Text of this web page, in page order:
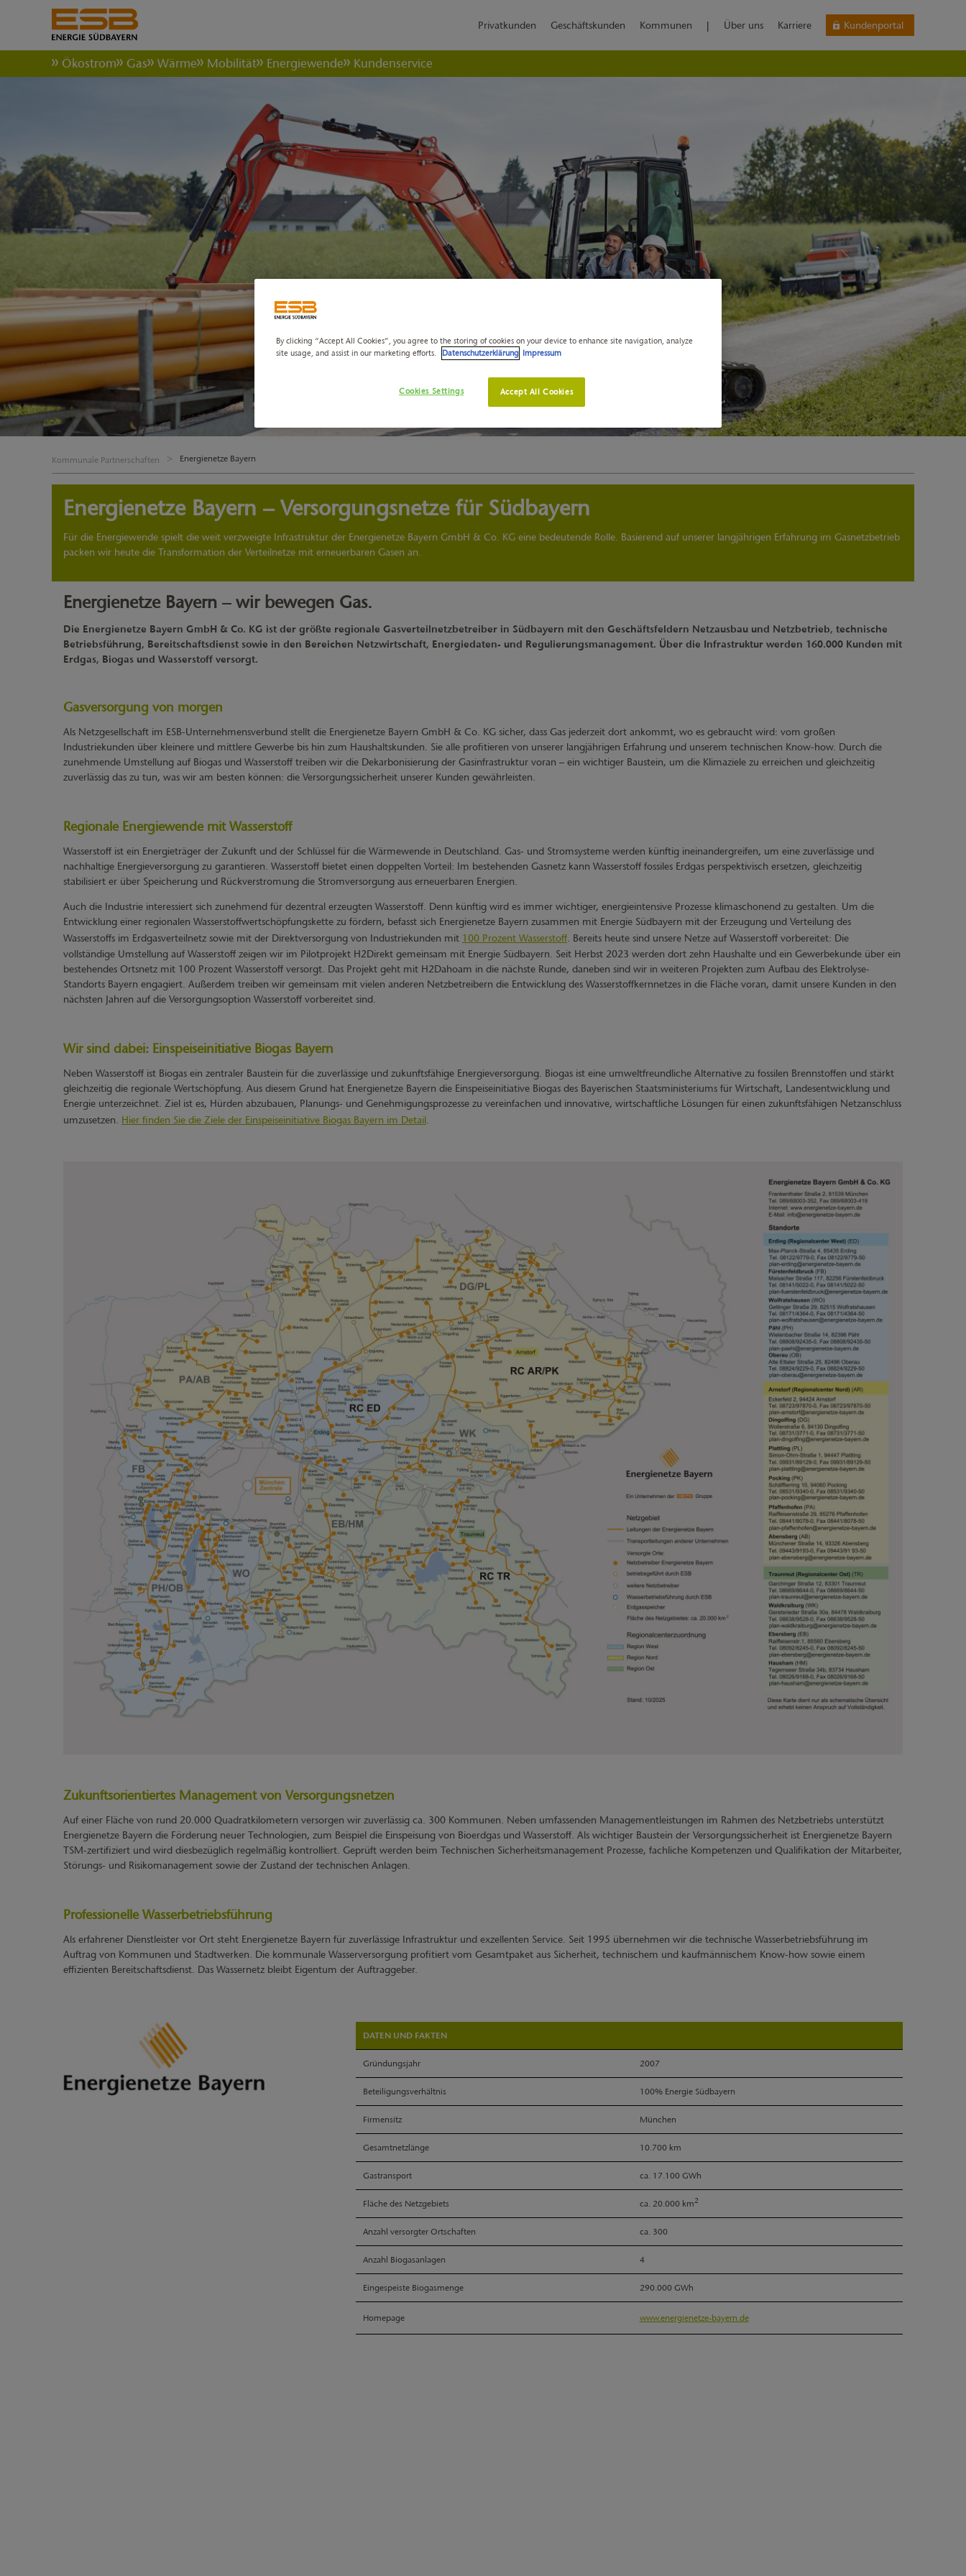
Privatkunden Geschäftskunden Kommunen | Über uns Karriere Kundenportal
Ökostrom Gas Wärme Mobilität Energiewende Kundenservice
Kommunale Partnerschaften Energienetze Bayern
Energienetze Bayern – Versorgungsnetze für Südbayern
Für die Energiewende spielt die weit verzweigte Infrastruktur der Energienetze Bayern GmbH & Co. KG eine bedeutende Rolle. Basierend auf unserer langjährigen Erfahrung im Gasnetzbetrieb
packen wir heute die Transformation der Verteilnetze mit erneuerbaren Gasen an.
Energienetze Bayern – wir bewegen Gas.
Die Energienetze Bayern GmbH & Co. KG ist der größte regionale Gasverteilnetzbetreiber in Südbayern mit den Geschäftsfeldern Netzausbau und Netzbetrieb, technische
Betriebsführung, Bereitschaftsdienst sowie in den Bereichen Netzwirtschaft, Energiedaten- und Regulierungsmanagement. Über die Infrastruktur werden 160.000 Kunden mit
Erdgas, Biogas und Wasserstoff versorgt.
Gasversorgung von morgen
Als Netzgesellschaft im ESB-Unternehmensverbund stellt die Energienetze Bayern GmbH & Co. KG sicher, dass Gas jederzeit dort ankommt, wo es gebraucht wird: vom großen
Industriekunden über kleinere und mittlere Gewerbe bis hin zum Haushaltskunden. Sie alle profitieren von unserer langjährigen Erfahrung und unserem technischen Know-how. Durch die
zunehmende Umstellung auf Biogas und Wasserstoff treiben wir die Dekarbonisierung der Gasinfrastruktur voran – ein wichtiger Baustein, um die Klimaziele zu erreichen und gleichzeitig
zuverlässig das zu tun, was wir am besten können: die Versorgungssicherheit unserer Kunden gewährleisten.
Regionale Energiewende mit Wasserstoff
Wasserstoff ist ein Energieträger der Zukunft und der Schlüssel für die Wärmewende in Deutschland. Gas- und Stromsysteme werden künftig ineinandergreifen, um eine zuverlässige und
nachhaltige Energieversorgung zu garantieren. Wasserstoff bietet einen doppelten Vorteil: Im bestehenden Gasnetz kann Wasserstoff fossiles Erdgas perspektivisch ersetzen, gleichzeitig
stabilisiert er über Speicherung und Rückverstromung die Stromversorgung aus erneuerbaren Energien.
Auch die Industrie interessiert sich zunehmend für dezentral erzeugten Wasserstoff. Denn künftig wird es immer wichtiger, energieintensive Prozesse klimaschonend zu gestalten. Um die
Entwicklung einer regionalen Wasserstoffwertschöpfungskette zu fördern, befasst sich Energienetze Bayern zusammen mit Energie Südbayern mit der Erzeugung und Verteilung des
Wasserstoffs im Erdgasverteilnetz sowie mit der Direktversorgung von Industriekunden mit 100 Prozent Wasserstoff. Bereits heute sind unsere Netze auf Wasserstoff vorbereitet: Die
vollständige Umstellung auf Wasserstoff zeigen wir im Pilotprojekt H2Direkt gemeinsam mit Energie Südbayern. Seit Herbst 2023 werden dort zehn Haushalte und ein Gewerbekunde über ein
bestehendes Ortsnetz mit 100 Prozent Wasserstoff versorgt. Das Projekt geht mit H2Dahoam in die nächste Runde, daneben sind wir in weiteren Projekten zum Aufbau des Elektrolyse-
Standorts Bayern engagiert. Außerdem treiben wir gemeinsam mit vielen anderen Netzbetreibern die Entwicklung des Wasserstoffkernnetzes in die Fläche voran, damit unsere Kunden in den
nächsten Jahren auf die Versorgungsoption Wasserstoff vorbereitet sind.
Wir sind dabei: Einspeiseinitiative Biogas Bayern
Neben Wasserstoff ist Biogas ein zentraler Baustein für die zuverlässige und zukunftsfähige Energieversorgung. Biogas ist eine umweltfreundliche Alternative zu fossilen Brennstoffen und stärkt
gleichzeitig die regionale Wertschöpfung. Aus diesem Grund hat Energienetze Bayern die Einspeiseinitiative Biogas des Bayerischen Staatsministeriums für Wirtschaft, Landesentwicklung und
Energie unterzeichnet. Ziel ist es, Hürden abzubauen, Planungs- und Genehmigungsprozesse zu vereinfachen und innovative, wirtschaftliche Lösungen für einen zukunftsfähigen Netzanschluss
umzusetzen. Hier finden Sie die Ziele der Einspeiseinitiative Biogas Bayern im Detail.
Zukunftsorientiertes Management von Versorgungsnetzen
Auf einer Fläche von rund 20.000 Quadratkilometern versorgen wir zuverlässig ca. 300 Kommunen. Neben umfassenden Managementleistungen im Rahmen des Netzbetriebs unterstützt
Energienetze Bayern die Förderung neuer Technologien, zum Beispiel die Einspeisung von Bioerdgas und Wasserstoff. Als wichtiger Baustein der Versorgungssicherheit ist Energienetze Bayern
TSM-zertifiziert und wird diesbezüglich regelmäßig kontrolliert. Geprüft werden beim Technischen Sicherheitsmanagement Prozesse, fachliche Kompetenzen und Qualifikation der Mitarbeiter,
Störungs- und Risikomanagement sowie der Zustand der technischen Anlagen.
Professionelle Wasserbetriebsführung
Als erfahrener Dienstleister vor Ort steht Energienetze Bayern für zuverlässige Infrastruktur und exzellenten Service. Seit 1995 übernehmen wir die technische Wasserbetriebsführung im
Auftrag von Kommunen und Stadtwerken. Die kommunale Wasserversorgung profitiert vom Gesamtpaket aus Sicherheit, technischem und kaufmännischem Know-how sowie einem
effizienten Bereitschaftsdienst. Das Wassernetz bleibt Eigentum der Auftraggeber.
DATEN UND FAKTEN
Gründungsjahr 2007
Beteiligungsverhältnis 100% Energie Südbayern
Firmensitz München
Gesamtnetzlänge 10.700 km
Gastransport ca. 17.100 GWh
Fläche des Netzgebiets ca. 20.000 km2
Anzahl versorgter Ortschaften ca. 300
Anzahl Biogasanlagen 4
Eingespeiste Biogasmenge 290.000 GWh
Homepage www.energienetze-bayern.de
By clicking “Accept All Cookies”, you agree to the storing of cookies on your device to enhance site navigation, analyze
site usage, and assist in our marketing efforts.
Datenschutzerklärung Impressum
Cookies Settings Accept All Cookies